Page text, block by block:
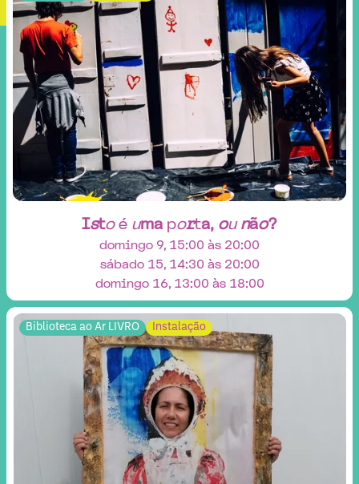
Isto é uma porta, ou não?
domingo 9, 15:00 às 20:00
sábado 15, 14:30 às 20:00
domingo 16, 13:00 às 18:00
Biblioteca ao Ar LIVRO Instalação